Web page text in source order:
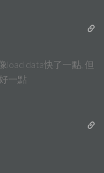
load data快了一點, 但
一點